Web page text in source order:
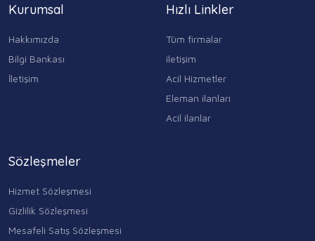
Kurumsal
Hakkımızda
Bilgi Bankası
İletişim
Hızlı Linkler
Tüm firmalar
iletişim
Acil Hizmetler
Eleman ilanları
Acil ilanlar
Sözleşmeler
Hizmet Sözleşmesi
Gizlilik Sözleşmesi
Mesafeli Satış Sözleşmesi